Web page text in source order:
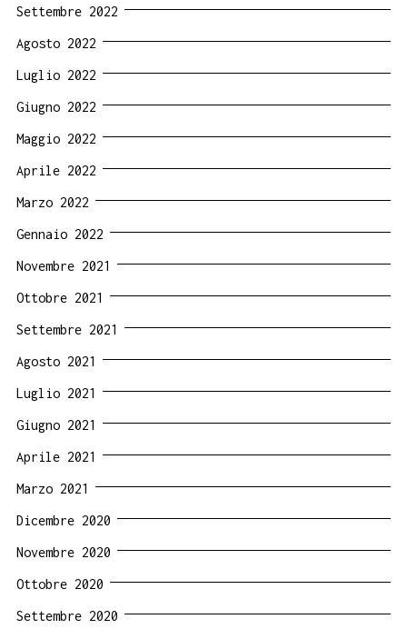
Settembre 2022
Agosto 2022
Luglio 2022
Giugno 2022
Maggio 2022
Aprile 2022
Marzo 2022
Gennaio 2022
Novembre 2021
Ottobre 2021
Settembre 2021
Agosto 2021
Luglio 2021
Giugno 2021
Aprile 2021
Marzo 2021
Dicembre 2020
Novembre 2020
Ottobre 2020
Settembre 2020